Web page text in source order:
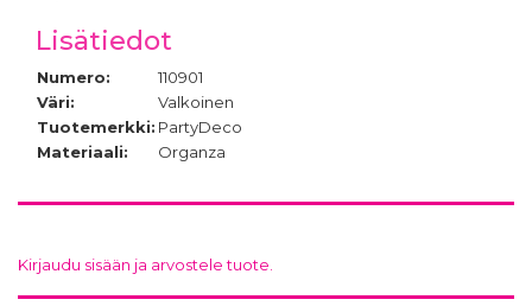
Lisätiedot
Numero:
110901
Väri:
Valkoinen
Tuotemerkki: PartyDeco
Materiaali:
Organza
Kirjaudu sisään ja arvostele tuote.